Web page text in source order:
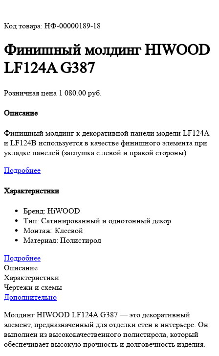
Код товара: НФ-00000189-18
Финишный молдинг HIWOOD
LF124A G387
Розничная цена 1 080.00 руб.
Описание
Финишный молдинг к декоративной панели модели LF124A
и LF124B используется в качестве финишного элемента при
укладке панелей (заглушка с левой и правой стороны).
Подробнее
Характеристики
Бренд: HiWOOD
Тип: Сатинированный и однотонный декор
Монтаж: Клеевой
Материал: Полистирол
Подробнее
Описание
Характеристики
Чертежи и схемы
Дополнительно
Молдинг HIWOOD LF124A G387 — это декоративный
элемент, предназначенный для отделки стен в интерьере. Он
выполнен из высококачественного полистирола, который
обеспечивает высокую прочность и долговечность изделия.